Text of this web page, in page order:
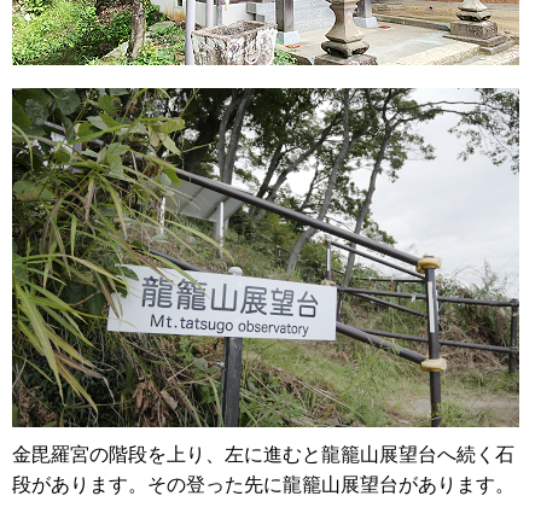
金毘羅宮の階段を上り、左に進むと龍籠山展望台へ続く石
段があります。その登った先に龍籠山展望台があります。